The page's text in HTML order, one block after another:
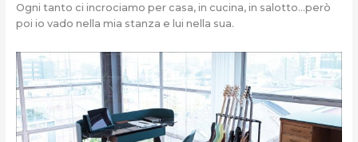
Ogni tanto ci incrociamo per casa, in cucina, in salotto…però
poi io vado nella mia stanza e lui nella sua.